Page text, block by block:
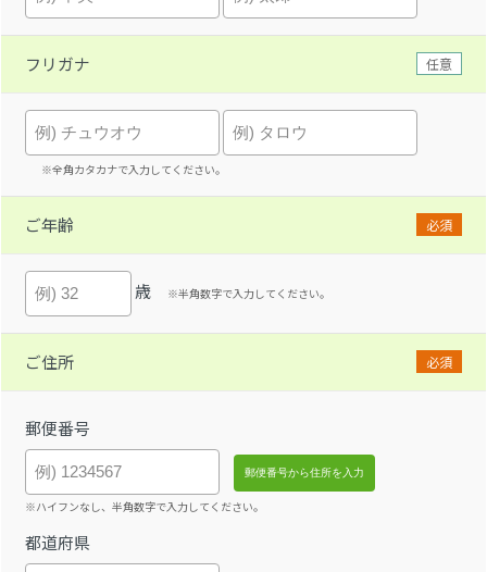
フリガナ 任意
※全角カタカナで入力してください。
ご年齢 必須
歳 ※半角数字で入力してください。
ご住所 必須
郵便番号
※ハイフンなし、半角数字で入力してください。
都道府県